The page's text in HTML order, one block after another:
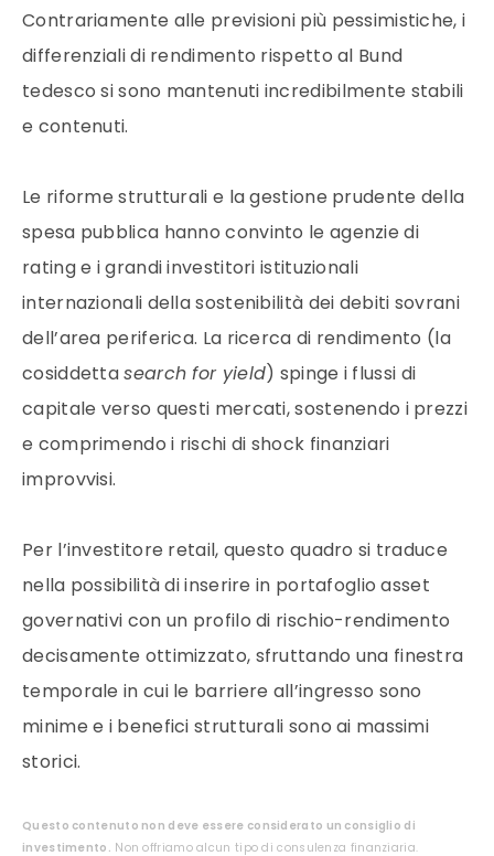
Contrariamente alle previsioni più pessimistiche, i
differenziali di rendimento rispetto al Bund
tedesco si sono mantenuti incredibilmente stabili
e contenuti.
Le riforme strutturali e la gestione prudente della
spesa pubblica hanno convinto le agenzie di
rating e i grandi investitori istituzionali
internazionali della sostenibilità dei debiti sovrani
dell’area periferica. La ricerca di rendimento (la
cosiddettasearch for yield) spinge i flussi di
capitale verso questi mercati, sostenendo i prezzi
e comprimendo i rischi di shock finanziari
improvvisi.
Per l’investitore retail, questo quadro si traduce
nella possibilità di inserire in portafoglio asset
governativi con un profilo di rischio-rendimento
decisamente ottimizzato, sfruttando una finestra
temporale in cui le barriere all’ingresso sono
minime e i benefici strutturali sono ai massimi
storici.
Questo contenuto non deve essere considerato un consiglio di
investimento. Non offriamo alcun tipo di consulenza finanziaria.